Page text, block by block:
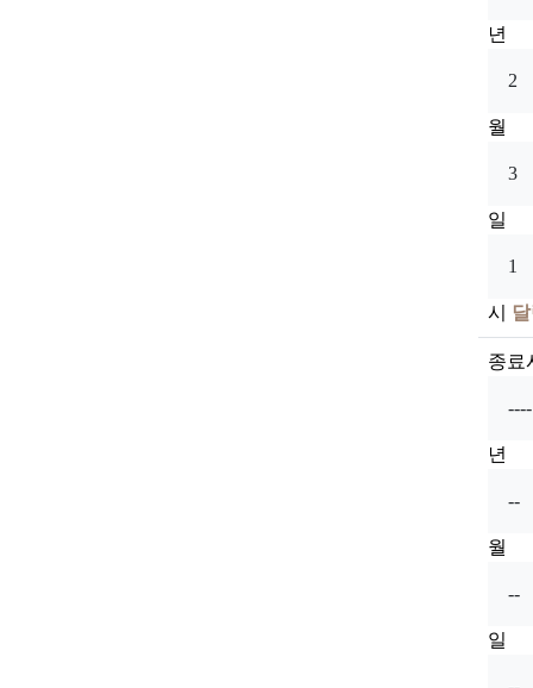
년
월
일
시
종료
년
월
일